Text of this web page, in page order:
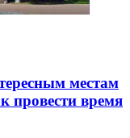
местам
провести время